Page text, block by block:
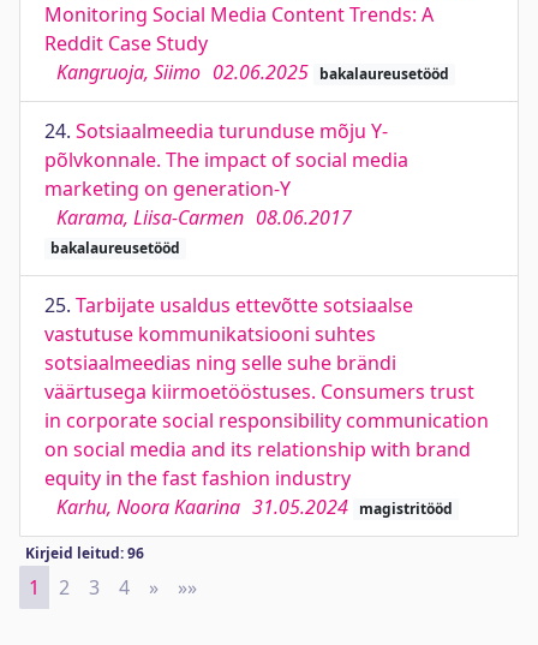
Monitoring Social Media Content Trends: A
Reddit Case Study
Kangruoja, Siimo 02.06.2025 bakalaureusetööd
24. Sotsiaalmeedia turunduse mõju Y-
põlvkonnale. The impact of social media
marketing on generation-Y
Karama, Liisa-Carmen 08.06.2017
bakalaureusetööd
25. Tarbijate usaldus ettevõtte sotsiaalse
vastutuse kommunikatsiooni suhtes
sotsiaalmeedias ning selle suhe brändi
väärtusega kiirmoetööstuses. Consumers trust
in corporate social responsibility communication
on social media and its relationship with brand
equity in the fast fashion industry
Karhu, Noora Kaarina 31.05.2024 magistritööd
Kirjeid leitud: 96
1 2 3 4 » Next
»»